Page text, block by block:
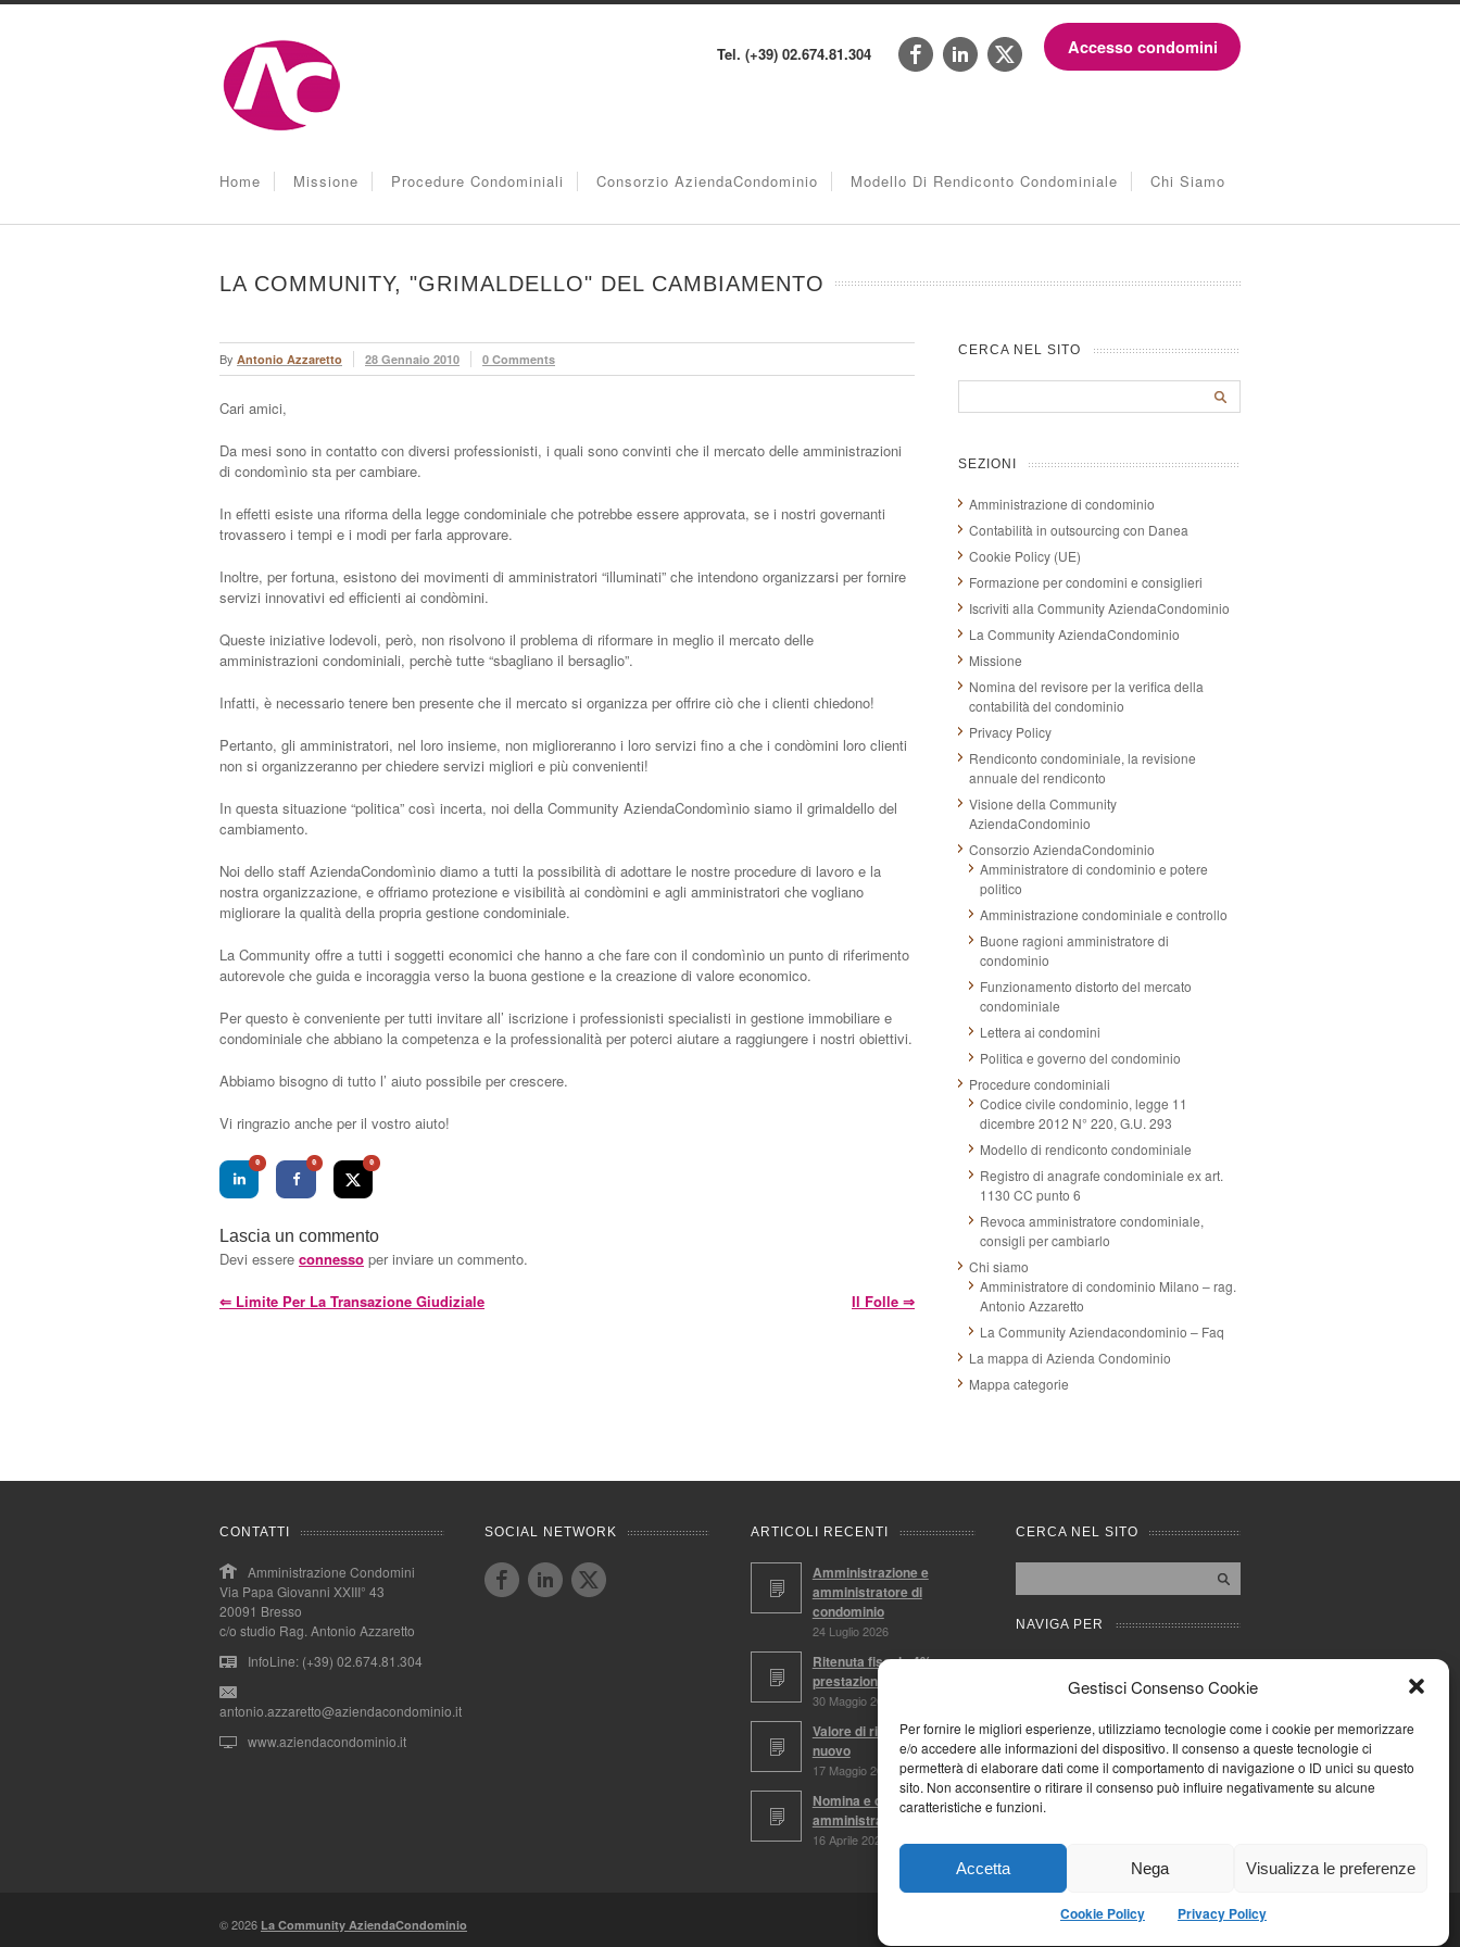
Gestisci Consenso Cookie
Per fornire le migliori esperienze, utilizziamo tecnologie come i cookie per memorizzare
e/o accedere alle informazioni del dispositivo. Il consenso a queste tecnologie ci
permetterà di elaborare dati come il comportamento di navigazione o ID unici su questo
sito. Non acconsentire o ritirare il consenso può influire negativamente su alcune
caratteristiche e funzioni.
Accetta Nega Visualizza le preferenze
Cookie Policy Privacy Policy
Tel. (+39) 02.674.81.304 Accesso condomini
Home Missione Procedure Condominiali Consorzio AziendaCondominio Modello Di Rendiconto Condominiale Chi Siamo
LA COMMUNITY, "GRIMALDELLO" DEL CAMBIAMENTO
By Antonio Azzaretto 28 Gennaio 2010 0 Comments
Cari amici,
Da mesi sono in contatto con diversi professionisti, i quali sono convinti che il mercato delle amministrazioni
di condomìnio sta per cambiare.
In effetti esiste una riforma della legge condominiale che potrebbe essere approvata, se i nostri governanti
trovassero i tempi e i modi per farla approvare.
Inoltre, per fortuna, esistono dei movimenti di amministratori “illuminati” che intendono organizzarsi per fornire
servizi innovativi ed efficienti ai condòmini.
Queste iniziative lodevoli, però, non risolvono il problema di riformare in meglio il mercato delle
amministrazioni condominiali, perchè tutte “sbagliano il bersaglio”.
Infatti, è necessario tenere ben presente che il mercato si organizza per offrire ciò che i clienti chiedono!
Pertanto, gli amministratori, nel loro insieme, non miglioreranno i loro servizi fino a che i condòmini loro clienti
non si organizzeranno per chiedere servizi migliori e più convenienti!
In questa situazione “politica” così incerta, noi della Community AziendaCondomìnio siamo il grimaldello del
cambiamento.
Noi dello staff AziendaCondomìnio diamo a tutti la possibilità di adottare le nostre procedure di lavoro e la
nostra organizzazione, e offriamo protezione e visibilità ai condòmini e agli amministratori che vogliano
migliorare la qualità della propria gestione condominiale.
La Community offre a tutti i soggetti economici che hanno a che fare con il condomìnio un punto di riferimento
autorevole che guida e incoraggia verso la buona gestione e la creazione di valore economico.
Per questo è conveniente per tutti invitare all’ iscrizione i professionisti specialisti in gestione immobiliare e
condominiale che abbiano la competenza e la professionalità per poterci aiutare a raggiungere i nostri obiettivi.
Abbiamo bisogno di tutto l’ aiuto possibile per crescere.
Vi ringrazio anche per il vostro aiuto!
0 0 0
Lascia un commento
Devi essere connesso per inviare un commento.
⇐ Limite Per La Transazione Giudiziale Il Folle ⇒
CERCA NEL SITO
SEZIONI
Amministrazione di condominio
Contabilità in outsourcing con Danea
Cookie Policy (UE)
Formazione per condomini e consiglieri
Iscriviti alla Community AziendaCondominio
La Community AziendaCondominio
Missione
Nomina del revisore per la verifica della
contabilità del condominio
Privacy Policy
Rendiconto condominiale, la revisione
annuale del rendiconto
Visione della Community
AziendaCondominio
Consorzio AziendaCondominio
Amministratore di condominio e potere
politico
Amministrazione condominiale e controllo
Buone ragioni amministratore di
condominio
Funzionamento distorto del mercato
condominiale
Lettera ai condomini
Politica e governo del condominio
Procedure condominiali
Codice civile condominio, legge 11
dicembre 2012 N° 220, G.U. 293
Modello di rendiconto condominiale
Registro di anagrafe condominiale ex art.
1130 CC punto 6
Revoca amministratore condominiale,
consigli per cambiarlo
Chi siamo
Amministratore di condominio Milano – rag.
Antonio Azzaretto
La Community Aziendacondominio – Faq
La mappa di Azienda Condominio
Mappa categorie
CONTATTI
Amministrazione Condomini
Via Papa Giovanni XXIII° 43
20091 Bresso
c/o studio Rag. Antonio Azzaretto
InfoLine: (+39) 02.674.81.304
antonio.azzaretto@aziendacondominio.it
www.aziendacondominio.it
SOCIAL NETWORK ARTICOLI RECENTI
Amministrazione e
amministratore di
condominio
24 Luglio 2026
Ritenuta fiscale 4%,
prestazioni soggette
30 Maggio 2026
Valore di ricostruzione a
nuovo
17 Maggio 2026
Nomina e conferma
amministratore
16 Aprile 2026
CERCA NEL SITO
NAVIGA PER
Mappa completa
Mappa categorie
Privacy Policy
Forum
Iscriviti alla Community
AziendaCondominio
© 2026 La Community AziendaCondominio